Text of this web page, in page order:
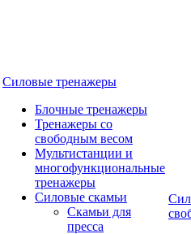
Силовые тренажеры
Блочные тренажеры
Тренажеры со
свободным весом
Мультистанции и
многофункциональные
тренажеры
Силовые скамьи
Скамьи для
пресса